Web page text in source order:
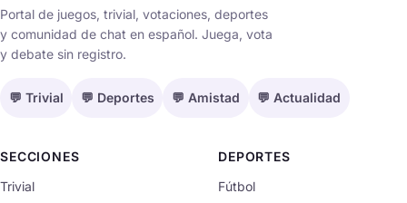
Portal de juegos, trivial, votaciones, deportes
y comunidad de chat en español. Juega, vota
y debate sin registro.
💬 Trivial 💬 Deportes 💬 Amistad 💬 Actualidad
SECCIONES
Trivial
DEPORTES
Fútbol